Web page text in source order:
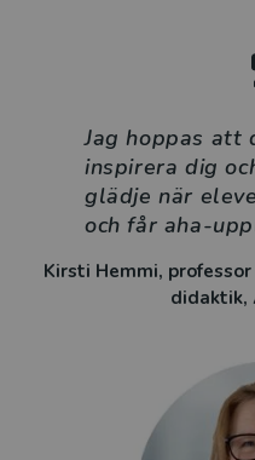
Jag hoppas att
inspirera dig
glädje när
och får aha-
Kirsti Hemmi,
didaktik,